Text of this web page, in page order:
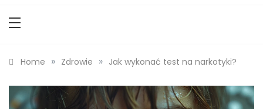
Home » Zdrowie » Jak wykonać test na narkotyki?